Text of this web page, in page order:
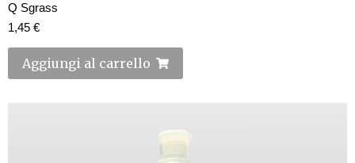
Q Sgrass
1,45 €
Aggiungi al carrello